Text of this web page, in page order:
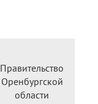
Правительство
Оренбургской
области